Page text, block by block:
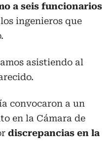
a seis funcionarios
ingenieros que
asistiendo al
convocaron a un
en la Cámara de
discrepancias en la